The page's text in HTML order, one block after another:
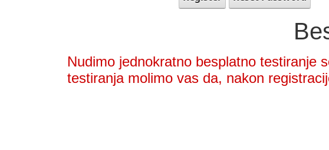
Nudimo jednokratno besplatno testiranje
testiranja molimo vas da, nakon